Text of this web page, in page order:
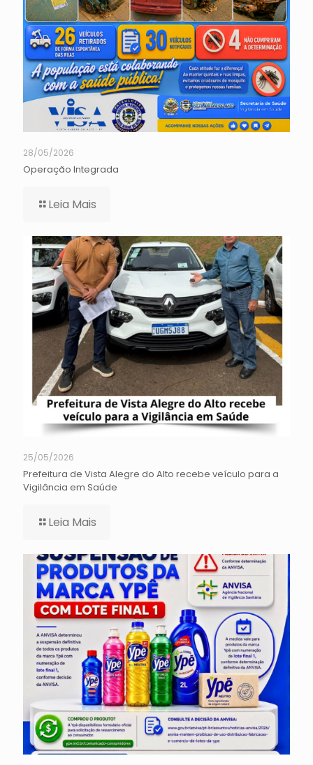
28/05/2026
Operação Integrada
Leia Mais
25/05/2026
Prefeitura de Vista Alegre do Alto recebe veículo para a
Vigilância em Saúde
Leia Mais